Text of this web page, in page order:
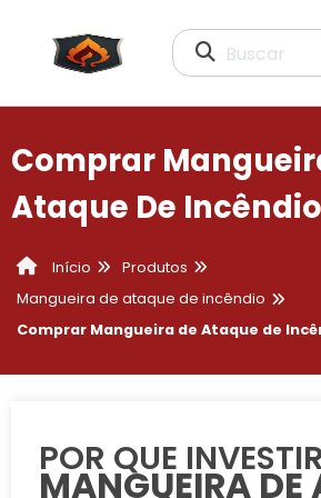
Buscar
Comprar
Ataque De Incêndio
Início
Produtos
Mangueira de ataque de incêndio
Comprar Mangueira de Ataque de
POR QUE
MANGUEIRA DE